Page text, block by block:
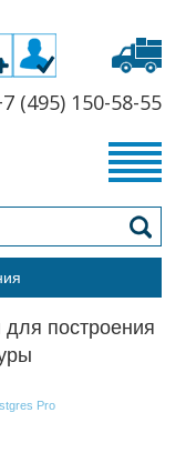
(495) 150-58-55
построения
Pro